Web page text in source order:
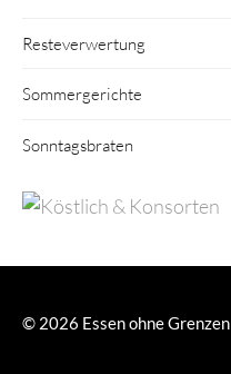
Resteverwertung
Sommergerichte
Sonntagsbraten
© 2026 Essen ohne Grenzen